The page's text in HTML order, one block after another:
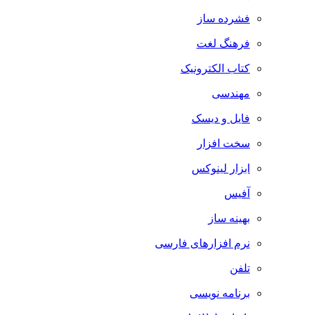
فشرده ساز
فرهنگ لغت
کتاب الکترونیک
مهندسی
فایل و دیسک
سخت افزار
ابزار لینوکس
آفیس
بهینه ساز
نرم افزارهای فارسی
تلفن
برنامه نویسی